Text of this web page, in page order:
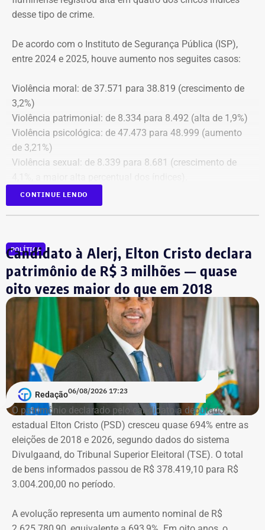
Além disso, o tribunal aprovou a expedição de ofício com
cópia integral do processo ao Ministério Público do
apuração de possíveis ilícitos nas esferas cível e criminal,
e à Secretaria de Regime Próprio e Complementar do
desse tipo de crime.
De acordo com o Instituto de Segurança Pública (ISP),
entre 2024 e 2025, houve aumento nos seguites casos:
Violência moral: de 37.571 para 38.819 (crescimento de
3,2%)
Violência patrimonial: de 8.334 para 8.492 (alta de 1,9%)
Violência psicológica: de 47.473 para 48.999 (aumento
de 3,21%)
Violência sexual: de 8.339 para 8.681 (crescimento de
A única estatística que apresentou queda foi a de
violência física, que passou de 43.743 em 2024 para
Símbolo dessa batalha, a atriz e jornalista Cristiane
Machado vivenciou essa realidade em 2018, quando se
tornou conhecida do público ao filmar as agressões que
sofria do ex-marido, o empresário e ex-diplomata Sérgio
Schiller Thompson-Flores. Em setembro do ano seguinte,
a Justiça do Rio o condenou a três anos de prisão em
regime semiaberto.
Em conversa com o TEMPO REAL RJ, Cristiane analisa o
que ainda falta às mulheres na hora de denunciar os
companheiros por violência doméstica.
“Creio que duas coisas ainda impedem as mulheres de
seguirem adiante nesta batalha. A vergonha e o medo.
Porque é necessário ter mais do que coragem para seguir
adiante no enfrentamento à violência doméstica. Pois
primeiro é o temor de continuar viva e estar ao lado do
CONTINUE LENDO
POLÍTICA
Candidato à Alerj, Elton Cristo declara
patrimônio de R$ 3 milhões — quase
oito vezes maior do que em 2018
Redação06/08/2026 17:23
O patrimônio declarado pelo candidato a deputado
estadual Elton Cristo (PSD) cresceu quase 694% entre as
eleições de 2018 e 2026, segundo dados do sistema
Divulgaand, do Tribunal Superior Eleitoral (TSE). O total
de bens informados passou de R$ 378.419,10 para R$
3.004.200,00 no período.
A evolução representa um aumento nominal de R$